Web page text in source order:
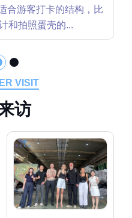
合游客打卡的结构，比
和拍照蛋壳的...
VISIT
访